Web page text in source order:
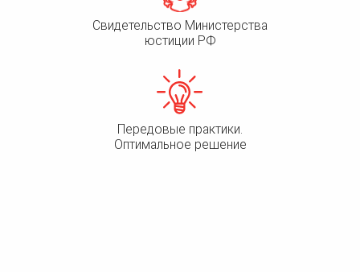
Свидетельство Министерства
юстиции РФ
Передовые практики.
Оптимальное решение